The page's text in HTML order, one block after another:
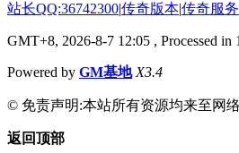
站长QQ:36742300|传奇版本|传奇服
GMT+8, 2026-8-7 12:05 , Processed in
Powered by GM基地 X3.4
© 免责声明:本站所有资源均来至网
返回顶部